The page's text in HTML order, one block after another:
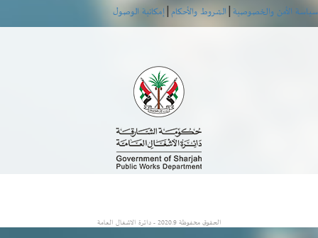
الأمن والخصوصية| الشروط والأحكام| إمكانية الوصول
الحقوق محفوظة 2020.9 - دائرة الاشغال العامة